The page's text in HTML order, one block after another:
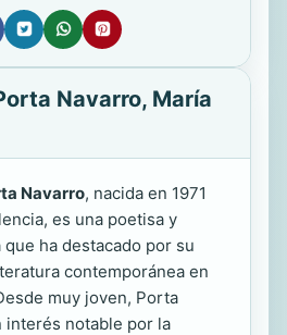
Navarro, María
Navarro, nacida en 1971
es una poetisa y
ha destacado por su
contemporánea en
muy joven, Porta
interés notable por la